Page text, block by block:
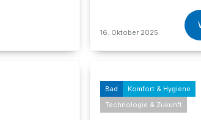
16. Oktober 2025
Bad
Komfort & Hygiene
Technologie & Zukunft